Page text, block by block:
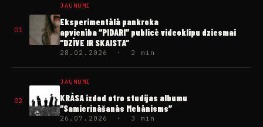
01
JAUNUMI
Eksperimentālā pankroka
apvienība “PIDARI” publicē videoklipu dziesmai
“DZĪVE IR SKAISTA”
28.02.2026 · 2 min
02
JAUNUMI
KRĀSA izdod otro studijas albumu
“Samierināšanās Mehānisms”
26.07.2026 · 3 min